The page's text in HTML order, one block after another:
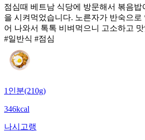
점심때 베트남 식당에 방문해서 볶음밥
을 시켜먹었습니다. 노른자가 반숙으로
어 나와서 톡톡 비벼먹으니 고소하고
#일반식 #점심
1인분(210g)
346kcal
나시고랭